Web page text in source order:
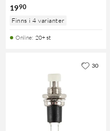
1990
Finns i 4 varianter
Online: 20+ st
30